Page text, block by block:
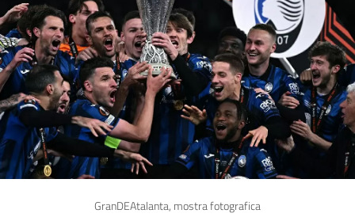
GranDEAtalanta, mostra fotografica